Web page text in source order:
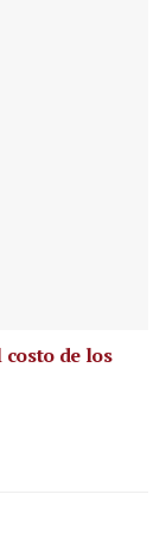
costo de los